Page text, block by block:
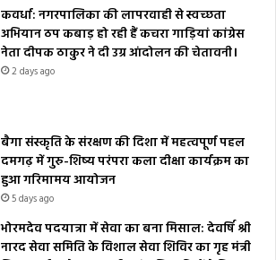
कवर्धा: नगरपालिका की लापरवाही से स्वच्छता
अभियान ठप कबाड़ हो रही हैं कचरा गाड़ियां कांग्रेस
नेता दीपक ठाकुर ने दी उग्र आंदोलन की चेतावनी।
2 days ago
बैगा संस्कृति के संरक्षण की दिशा में महत्वपूर्ण पहल
दमगढ़ में गुरु-शिष्य परंपरा कला दीक्षा कार्यक्रम का
हुआ गरिमामय आयोजन
5 days ago
भोरमदेव पदयात्रा में सेवा का बना मिसाल: देवर्षि श्री
नारद सेवा समिति के विशाल सेवा शिविर का गृह मंत्री